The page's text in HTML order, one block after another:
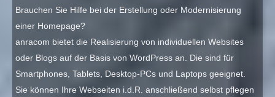
Brauchen Sie Hilfe bei der Erstellung oder Modernisierung
einer Homepage?
anracom bietet die Realisierung von individuellen Websites
oder Blogs auf der Basis von WordPress an. Die sind für
Smartphones, Tablets, Desktop-PCs und Laptops geeignet.
Sie können Ihre Webseiten i.d.R. anschließend selbst pflegen